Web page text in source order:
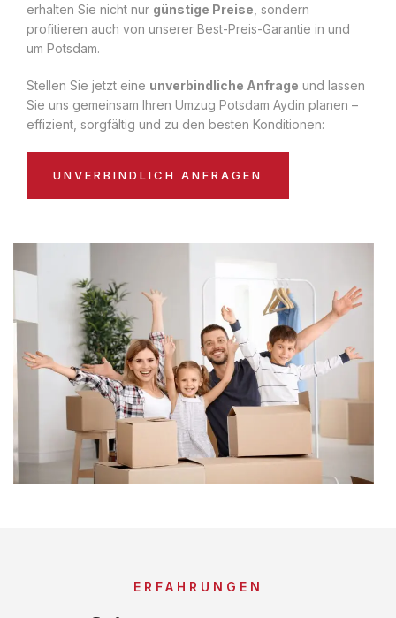
erhalten Sie nicht nur günstige Preise , sondern
profitieren auch von unserer Best-Preis-Garantie in und
um Potsdam.
Stellen Sie jetzt eine unverbindliche Anfrage und lassen
Sie uns gemeinsam Ihren Umzug Potsdam Aydin planen –
effizient, sorgfältig und zu den besten Konditionen:
UNVERBINDLICH ANFRAGEN
ERFAHRUNGEN